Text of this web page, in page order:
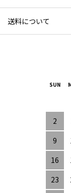
送料について
2
9
16
23